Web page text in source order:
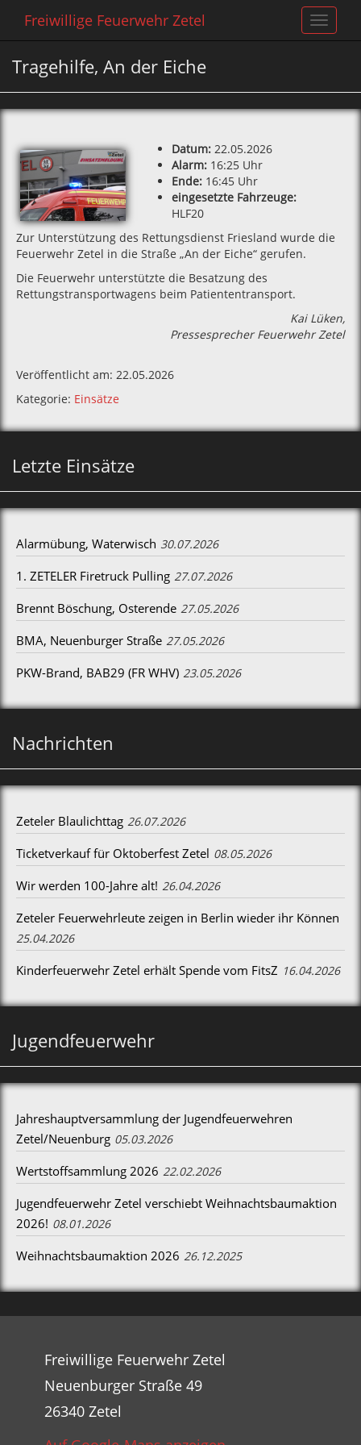
Toggle
Freiwillige Feuerwehr Zetel
Tragehilfe, An der Eiche
Datum: 22.05.2026
Alarm:16:25 Uhr
Ende: 16:45 Uhr
eingesetzte Fahrzeuge:
HLF20
Zur Unterstützung des Rettungsdienst Friesland wurde die
Feuerwehr Zetel in die Straße „An der Eiche“ gerufen.
Die Feuerwehr unterstützte die Besatzung des
Rettungstransportwagens beim Patiententransport.
Kai Lüken,
Pressesprecher Feuerwehr Zetel
Veröffentlicht am: 22.05.2026
Kategorie: Einsätze
Letzte Einsätze
Alarmübung, Waterwisch 30.07.2026
1. ZETELER Firetruck Pulling 27.07.2026
Brennt Böschung, Osterende 27.05.2026
BMA, Neuenburger Straße 27.05.2026
PKW-Brand, BAB29 (FR WHV) 23.05.2026
Nachrichten
Zeteler Blaulichttag 26.07.2026
Ticketverkauf für Oktoberfest Zetel 08.05.2026
Wir werden 100-Jahre alt! 26.04.2026
Zeteler Feuerwehrleute zeigen in Berlin wieder ihr Können
25.04.2026
Kinderfeuerwehr Zetel erhält Spende vom FitsZ 16.04.2026
Jugendfeuerwehr
Jahreshauptversammlung der Jugendfeuerwehren
Zetel/Neuenburg 05.03.2026
Wertstoffsammlung 2026 22.02.2026
Jugendfeuerwehr Zetel verschiebt Weihnachtsbaumaktion
2026! 08.01.2026
Weihnachtsbaumaktion 2026 26.12.2025
Freiwillige Feuerwehr Zetel
Neuenburger Straße 49
26340 Zetel